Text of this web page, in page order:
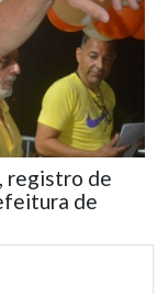
registro de
de